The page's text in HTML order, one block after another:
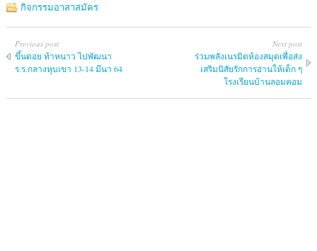
กิจกรรมอาสาสมัคร
Previous post
ขึ้นดอย ท้าหนาว ไปพัฒนา
ร.ร.กลางหุบเขา 13-14 มีนา 64
Next post
ร่วมพลังเนรมิตห้องสมุดเพื่อส่ง
เสริมนิสัยรักการอ่านให้เด็ก ๆ
โรงเรียนบ้านลอมคอม